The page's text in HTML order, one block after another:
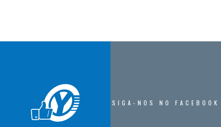
SIGA-NOS NO FACEBOOK